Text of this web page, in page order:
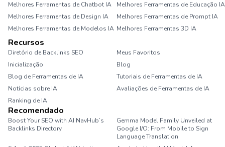
Melhores Ferramentas de Chatbot IA
Melhores Ferramentas de Educação IA
Melhores Ferramentas de Design IA
Melhores Ferramentas de Prompt IA
Melhores Ferramentas de Modelos IA Melhores Ferramentas 3D IA
Recursos
Diretório de Backlinks SEO
Meus Favoritos
Inicialização
Blog
Blog de Ferramentas de IA
Tutoriais de Ferramentas de IA
Notícias sobre IA
Avaliações de Ferramentas de IA
Ranking de IA
Recomendado
Boost Your SEO with AI NavHub’s
Backlinks Directory
Gemma Model Family Unveiled at
Google I/O: From Mobile to Sign
Language Translation